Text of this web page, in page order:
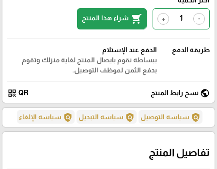
-
+
shopping_cart شراء هذا المنتج
طريقة الدفع
الدفع عند الإستلام
ببساطة نقوم بايصال المنتج لغاية منزلك وتقوم
بدفع الثمن لموظف التوصيل.
public نسخ رابط المنتج QR
qr_code
policy سياسة التوصيل policy سياسة التبديل policy سياسة الإلغاء
تفاصيل المنتج